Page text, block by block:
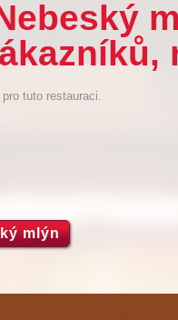
tuto restauraci.
mlýn